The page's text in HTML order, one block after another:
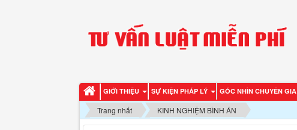
GIỚI THIỆU SỰ KIỆN PHÁP LÝ GÓC NHÌN CHUYÊN GIA
Trang nhất KINH NGHIỆM BÌNH ÁN